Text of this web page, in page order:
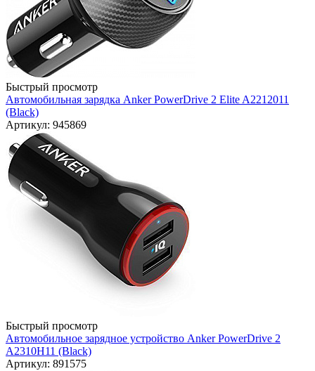
Быстрый просмотр
Автомобильная зарядка Anker PowerDrive 2 Elite A2212011
(Black)
Артикул: 945869
Быстрый просмотр
Автомобильное зарядное устройство Anker PowerDrive 2
A2310H11 (Black)
Артикул: 891575